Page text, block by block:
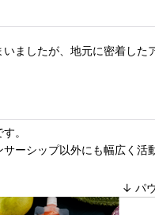
ましたが、地元に密着した
。
ーシップ以外にも幅広く活
↓ パ